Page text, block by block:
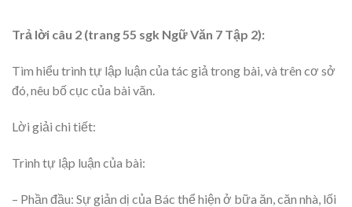
Trả lời câu 2 (trang 55 sgk Ngữ Văn 7 Tập 2):
Tìm hiểu trình tự lập luận của tác giả trong bài, và trên cơ sở
đó, nêu bố cục của bài văn.
Lời giải chi tiết:
Trình tự lập luận của bài:
– Phần đầu: Sự giản dị của Bác thể hiện ở bữa ăn, căn nhà, lối